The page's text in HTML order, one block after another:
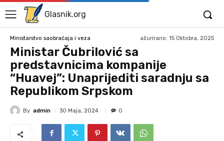
Glasnik.org
Ministarstvo saobraćaja i veza ažurirano: 15 Oktobra, 2025
Ministar Čubrilović sa
predstavnicima kompanije
“Huavej”: Unaprijediti saradnju sa
Republikom Srpskom
By admin 30 Maja, 2024 0